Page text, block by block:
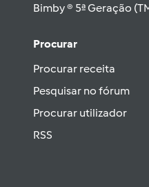
Bimby ® 5ª Geração
Procurar
Procurar receita
Pesquisar no fórum
Procurar utilizador
RSS